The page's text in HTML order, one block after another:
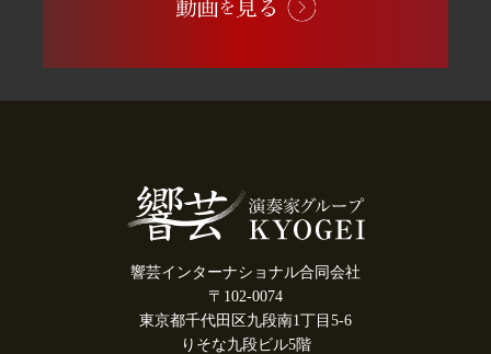
響芸インターナショナル合同会社
〒102-0074
東京都千代田区九段南1丁目5-6
りそな九段ビル5階